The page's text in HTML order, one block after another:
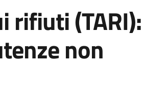
rifiuti (TARI):
non